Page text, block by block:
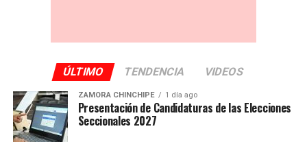
ÚLTIMO TENDENCIA VIDEOS
ZAMORA CHINCHIPE 1 día ago
Presentación de Candidaturas de las Elecciones
Seccionales 2027